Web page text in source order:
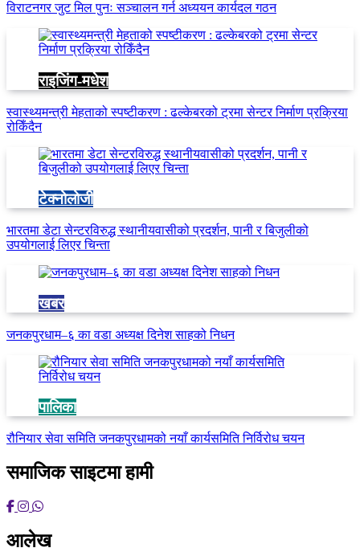
विराटनगर जुट मिल पुनः सञ्चालन गर्न अध्ययन कार्यदल गठन
राइजिंग-मधेश
स्वास्थ्यमन्त्री मेहताको स्पष्टीकरण : ढल्केबरको ट्रमा सेन्टर निर्माण प्रक्रिया
रोकिँदैन
टेक्नोलोजी
भारतमा डेटा सेन्टरविरुद्ध स्थानीयवासीको प्रदर्शन, पानी र बिजुलीको
उपयोगलाई लिएर चिन्ता
खबर
जनकपुरधाम–६ का वडा अध्यक्ष दिनेश साहको निधन
पालिका
रौनियार सेवा समिति जनकपुरधामको नयाँ कार्यसमिति निर्विरोध चयन
समाजिक साइटमा हामी
आलेख